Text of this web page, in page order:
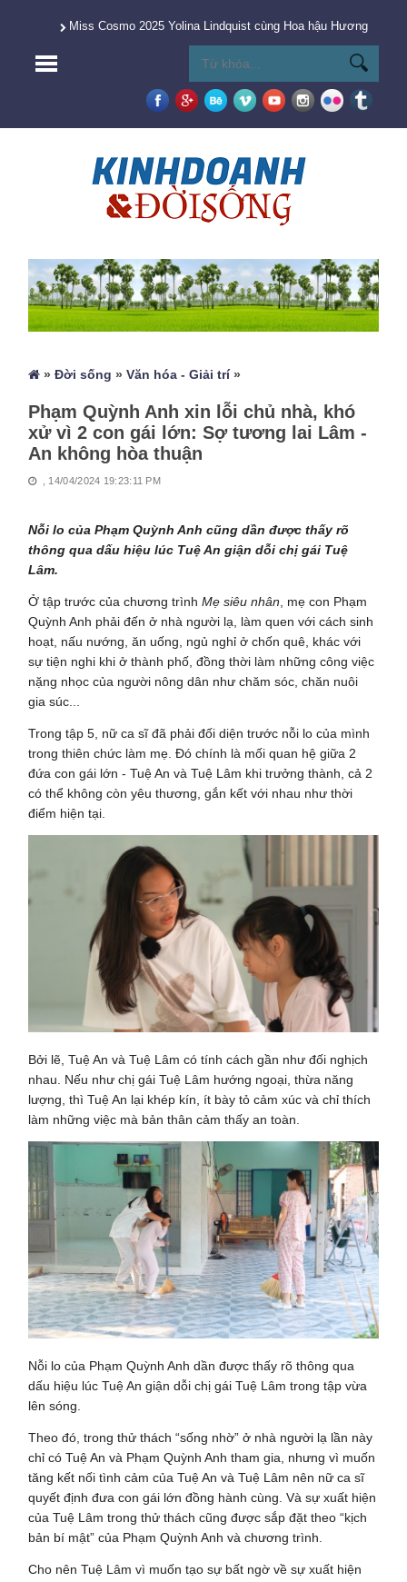
Miss Cosmo 2025 Yolina Lindquist cùng Hoa hậu Hương
»Đời sống »Văn hóa - Giải trí»
Phạm Quỳnh Anh xin lỗi chủ nhà, khó
xử vì 2 con gái lớn: Sợ tương lai Lâm -
An không hòa thuận
, 14/04/2024 19:23:11 PM
Nỗi lo của Phạm Quỳnh Anh cũng dần được thấy rõ
thông qua dấu hiệu lúc Tuệ An giận dỗi chị gái Tuệ
Lâm.
Ở tập trước của chương trìnhMẹ siêu nhân , mẹ con Phạm
Quỳnh Anh phải đến ở nhà người lạ, làm quen với cách sinh
hoạt, nấu nướng, ăn uống, ngủ nghỉ ở chốn quê, khác với
sự tiện nghi khi ở thành phố, đồng thời làm những công việc
nặng nhọc của người nông dân như chăm sóc, chăn nuôi
gia súc...
Trong tập 5, nữ ca sĩ đã phải đối diện trước nỗi lo của mình
trong thiên chức làm mẹ. Đó chính là mối quan hệ giữa 2
đứa con gái lớn - Tuệ An và Tuệ Lâm khi trưởng thành, cả 2
có thể không còn yêu thương, gắn kết với nhau như thời
điểm hiện tại.
Bởi lẽ, Tuệ An và Tuệ Lâm có tính cách gần như đối nghịch
nhau. Nếu như chị gái Tuệ Lâm hướng ngoại, thừa năng
lượng, thì Tuệ An lại khép kín, ít bày tỏ cảm xúc và chỉ thích
làm những việc mà bản thân cảm thấy an toàn.
Nỗi lo của Phạm Quỳnh Anh dần được thấy rõ thông qua
dấu hiệu lúc Tuệ An giận dỗi chị gái Tuệ Lâm trong tập vừa
lên sóng.
Theo đó, trong thử thách “sống nhờ” ở nhà người lạ lần này
chỉ có Tuệ An và Phạm Quỳnh Anh tham gia, nhưng vì muốn
tăng kết nối tình cảm của Tuệ An và Tuệ Lâm nên nữ ca sĩ
quyết định đưa con gái lớn đồng hành cùng. Và sự xuất hiện
của Tuệ Lâm trong thử thách cũng được sắp đặt theo “kịch
bản bí mật” của Phạm Quỳnh Anh và chương trình.
Cho nên Tuệ Lâm vì muốn tạo sự bất ngờ về sự xuất hiện